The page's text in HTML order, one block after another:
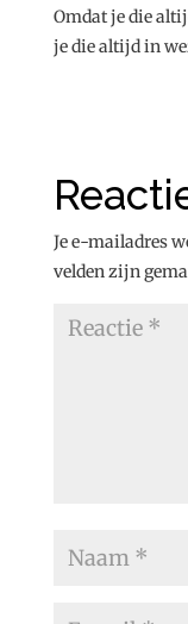
Omdat je die
je die altijd in
Je e-mailadres
velden zijn